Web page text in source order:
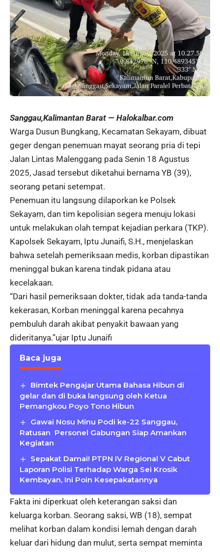
Sanggau,Kalimantan Barat — Halokalbar.com
Warga Dusun Bungkang, Kecamatan Sekayam, dibuat
geger dengan penemuan mayat seorang pria di tepi
Jalan Lintas Malenggang pada Senin 18 Agustus
2025, Jasad tersebut diketahui bernama YB (39),
seorang petani setempat.
Penemuan itu langsung dilaporkan ke Polsek
Sekayam, dan tim kepolisian segera menuju lokasi
untuk melakukan olah tempat kejadian perkara (TKP).
Kapolsek Sekayam, Iptu Junaifi, S.H., menjelaskan
bahwa setelah pemeriksaan medis, korban dipastikan
meninggal bukan karena tindak pidana atau
kecelakaan.
“Dari hasil pemeriksaan dokter, tidak ada tanda-tanda
kekerasan, Korban meninggal karena pecahnya
pembuluh darah akibat penyakit bawaan yang
dideritanya.”ujar Iptu Junaifi
Baca juga
Bimtek Pengajar Utama Bahasa Hibun di
gelar dan di buka langsung oleh Ketua
Pemangkou Poyo Tono Hibun
Gawai Nosu Minu Podi ke-22 Sanggau,
Ratusan Personel Gabungan Siap Amankan
Kegiatan
Sepakat Damai! PTPN IV Regional V Cabut
Laporan Polisi Terhadap Warga Sei Krosik
Kembayan, Ini Poin Kesepakatannya
Fakta ini diperkuat oleh keterangan saksi dan
keluarga korban. Seorang saksi, WB (18), sempat
melihat korban dalam kondisi lemah dengan darah
keluar dari hidung dan mulut, serta sempat meminta